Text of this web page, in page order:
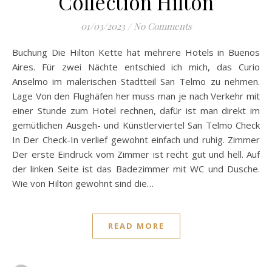
01/03/2023 / No Comments
Buchung Die Hilton Kette hat mehrere Hotels in Buenos
Aires. Für zwei Nächte entschied ich mich, das Curio
Anselmo im malerischen Stadtteil San Telmo zu nehmen.
Lage Von den Flughäfen her muss man je nach Verkehr mit
einer Stunde zum Hotel rechnen, dafür ist man direkt im
gemütlichen Ausgeh- und Künstlerviertel San Telmo Check
In Der Check-In verlief gewohnt einfach und ruhig. Zimmer
Der erste Eindruck vom Zimmer ist recht gut und hell. Auf
der linken Seite ist das Badezimmer mit WC und Dusche.
Wie von Hilton gewohnt sind die…
READ MORE